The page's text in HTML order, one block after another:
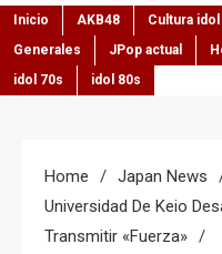
Inicio AKB48 Cultura idol
Generales
JPop actual
idol 70s
idol 80s
Home
Japan News
Universidad De Keio
Transmitir «Fuerza»